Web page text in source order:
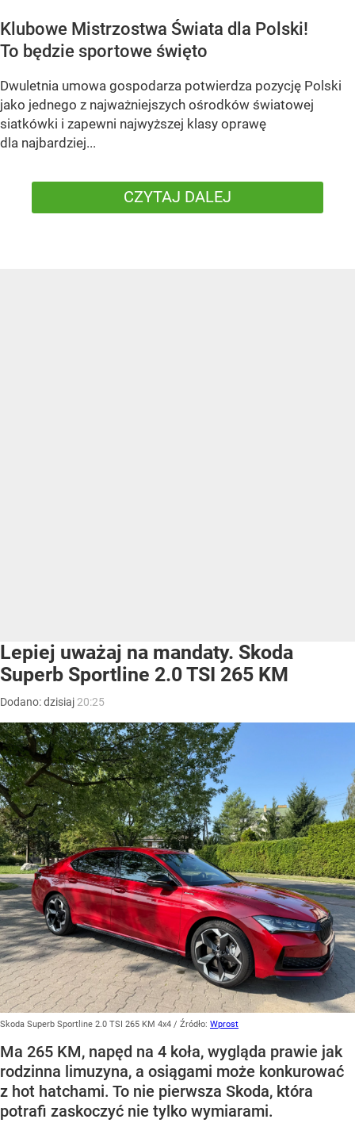
Klubowe Mistrzostwa Świata dla Polski!
To będzie sportowe święto
Dwuletnia umowa gospodarza potwierdza pozycję Polski
jako jednego z najważniejszych ośrodków światowej
siatkówki i zapewni najwyższej klasy oprawę
dla najbardziej...
CZYTAJ DALEJ
Lepiej uważaj na mandaty. Skoda
Superb Sportline 2.0 TSI 265 KM
Dodano:dzisiaj 20:25
Skoda Superb Sportline 2.0 TSI 265 KM 4x4 / Źródło: Wprost
Ma 265 KM, napęd na 4 koła, wygląda prawie jak
rodzinna limuzyna, a osiągami może konkurować
z hot hatchami. To nie pierwsza Skoda, która
potrafi zaskoczyć nie tylko wymiarami.